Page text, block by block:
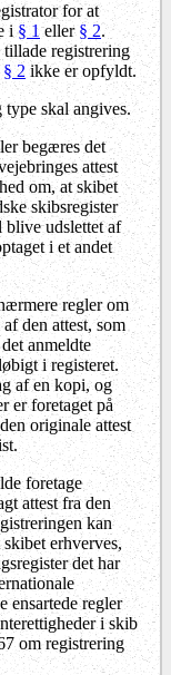
for at
i§ 1eller§ 2.
registrering
§ 2 ikke er opfyldt.
type skal angives.
begæres det
attest
om, at skibet
skibsregister
blive udslettet af
i et andet
regler om
den attest, som
anmeldte
i registeret.
af en kopi, og
er foretaget på
originale attest
foretage
attest fra den
kan
erhverves,
det har
ensartede regler
i skib
om registrering